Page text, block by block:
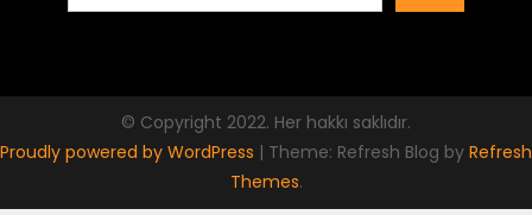
for:
© Copyright 2022. Her hakkı saklıdır.
Proudly powered by WordPress | Theme: Refresh Blog by Refresh
Themes.